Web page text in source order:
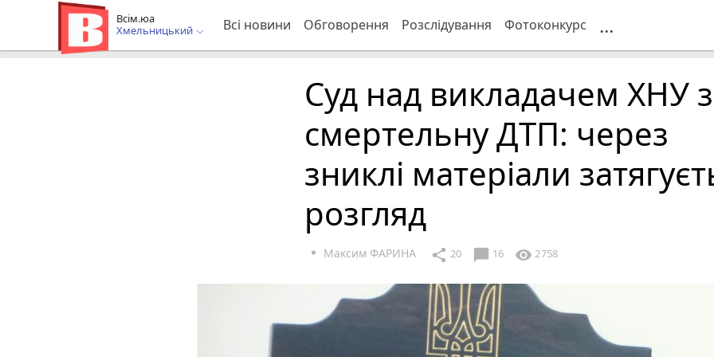
Всім.юа
Хмельницький
Всі новини Обговорення Розслідування Фотоконкурс ...
Суд над викладачем ХНУ
смертельну ДТП: через
зниклі матеріали
розгляд
Максим ФАРИНА share 20 chat_bubble 16 visibility 2758